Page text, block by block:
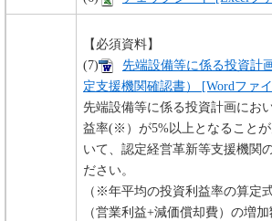
【必須資料】
(7)
先端設備等に係る投資計
定支援機関確認書） [Wordファ
先端設備等に係る投資計画にお
益率(※）が5%以上となること
いて、認定経営革新等支援機関
ださい。
（※年平均の投資利益率の算定式
（営業利益+減価償却費）の増